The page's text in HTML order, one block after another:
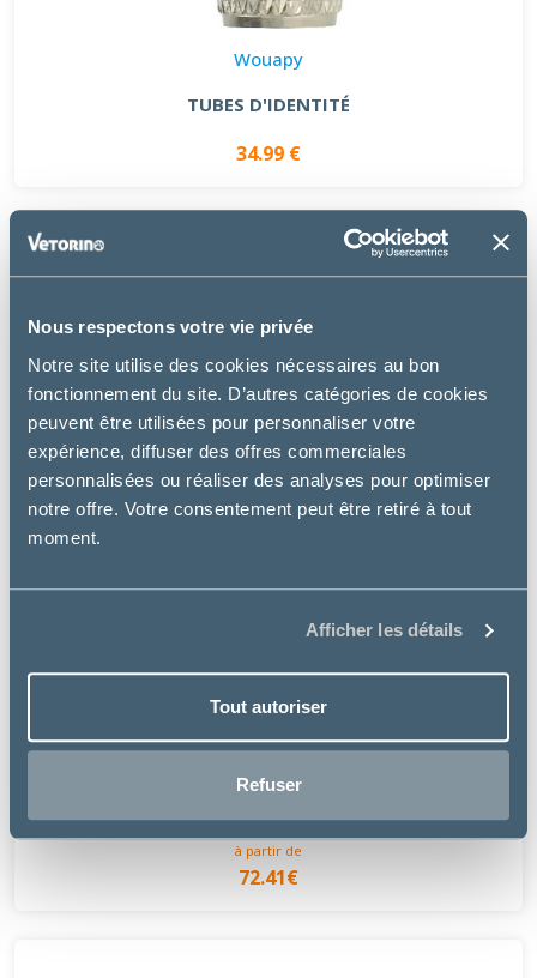
Nous respectons votre vie privée
Notre site utilise des cookies nécessaires au bon
fonctionnement du site. D’autres catégories de cookies
peuvent être utilisées pour personnaliser votre
expérience, diffuser des offres commerciales
personnalisées ou réaliser des analyses pour optimiser
notre offre. Votre consentement peut être retiré à tout
moment.
Afficher les détails
Tout autoriser
Refuser
Wouapy
TUBES D'IDENTITÉ
34.99 €
Trixie
à partir de
72.41€